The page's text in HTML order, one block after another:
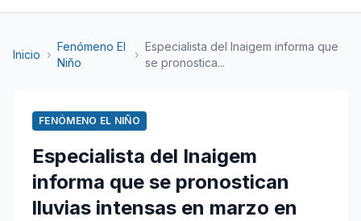
Inicio ›
Fenómeno El
Niño
›
Especialista del Inaigem informa que
se pronostica...
FENÓMENO EL NIÑO
Especialista del Inaigem
informa que se pronostican
lluvias intensas en marzo en